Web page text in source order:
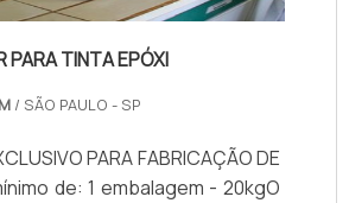
PARA TINTA EPÓXI
/ SÃO PAULO - SP
PARA FABRICAÇÃO DE
de: 1 embalagem - 20kgO